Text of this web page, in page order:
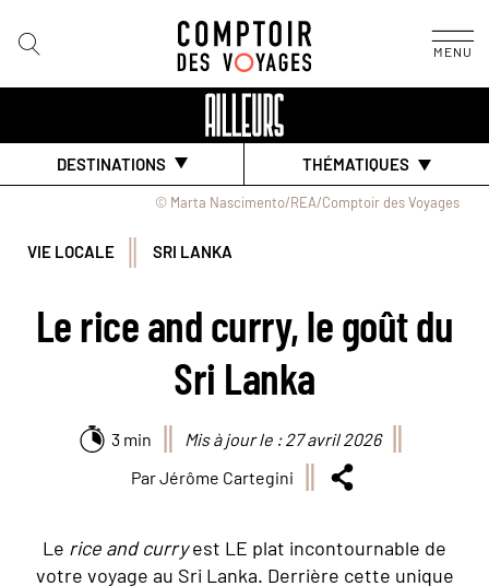
MENU
DESTINATIONS THÉMATIQUES
© Marta Nascimento/REA/Comptoir des Voyages
VIE LOCALE SRI LANKA
Le rice and curry, le goût du
Sri Lanka
3 min
Mis à jour le : 27 avril 2026
Par Jérôme Cartegini
Le rice and curryest LE plat incontournable de
votre voyage au Sri Lanka. Derrière cette unique